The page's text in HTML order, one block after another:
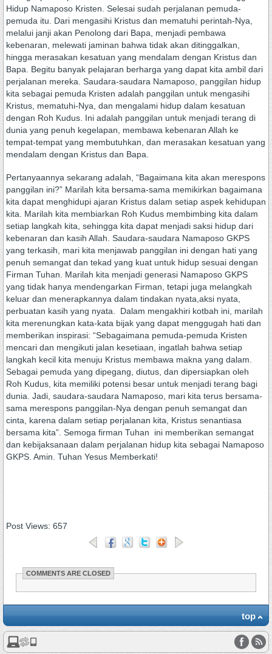
Hidup Namaposo Kristen. Selesai sudah perjalanan pemuda-
pemuda itu. Dari mengasihi Kristus dan mematuhi perintah-Nya,
melalui janji akan Penolong dari Bapa, menjadi pembawa
kebenaran, melewati jaminan bahwa tidak akan ditinggalkan,
hingga merasakan kesatuan yang mendalam dengan Kristus dan
Bapa. Begitu banyak pelajaran berharga yang dapat kita ambil dari
perjalanan mereka. Saudara-saudara Namaposo, panggilan hidup
kita sebagai pemuda Kristen adalah panggilan untuk mengasihi
Kristus, mematuhi-Nya, dan mengalami hidup dalam kesatuan
dengan Roh Kudus. Ini adalah panggilan untuk menjadi terang di
dunia yang penuh kegelapan, membawa kebenaran Allah ke
tempat-tempat yang membutuhkan, dan merasakan kesatuan yang
mendalam dengan Kristus dan Bapa.
Pertanyaannya sekarang adalah, “Bagaimana kita akan merespons
panggilan ini?” Marilah kita bersama-sama memikirkan bagaimana
kita dapat menghidupi ajaran Kristus dalam setiap aspek kehidupan
kita. Marilah kita membiarkan Roh Kudus membimbing kita dalam
setiap langkah kita, sehingga kita dapat menjadi saksi hidup dari
kebenaran dan kasih Allah. Saudara-saudara Namaposo GKPS
yang terkasih, mari kita menjawab panggilan ini dengan hati yang
penuh semangat dan tekad yang kuat untuk hidup sesuai dengan
Firman Tuhan. Marilah kita menjadi generasi Namaposo GKPS
yang tidak hanya mendengarkan Firman, tetapi juga melangkah
keluar dan menerapkannya dalam tindakan nyata,aksi nyata,
perbuatan kasih yang nyata. Dalam mengakhiri kotbah ini, marilah
kita merenungkan kata-kata bijak yang dapat menggugah hati dan
memberikan inspirasi: “Sebagaimana pemuda-pemuda Kristen
mencari dan mengikuti jalan kesetiaan, ingatlah bahwa setiap
langkah kecil kita menuju Kristus membawa makna yang dalam.
Sebagai pemuda yang dipegang, diutus, dan dipersiapkan oleh
Roh Kudus, kita memiliki potensi besar untuk menjadi terang bagi
dunia. Jadi, saudara-saudara Namaposo, mari kita terus bersama-
sama merespons panggilan-Nya dengan penuh semangat dan
cinta, karena dalam setiap perjalanan kita, Kristus senantiasa
bersama kita”. Semoga firman Tuhan ini memberikan semangat
dan kebijaksanaan dalam perjalanan hidup kita sebagai Namaposo
GKPS. Amin. Tuhan Yesus Memberkati!
Post Views: 657
COMMENTS ARE CLOSED
top